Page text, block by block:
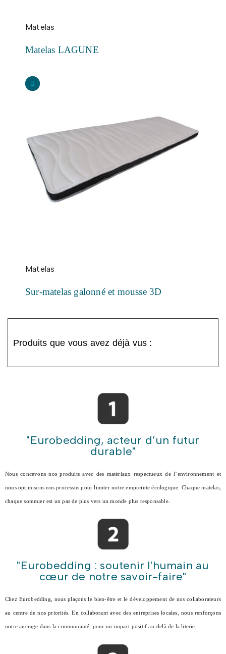
Matelas
Matelas LAGUNE
Matelas
Sur-matelas galonné et mousse 3D
Produits que vous avez déjà vus :
"Eurobedding, acteur d’un futur
durable"
Nous concevons nos produits avec des matériaux respectueux de l’environnement et
nous optimisons nos processus pour limiter notre empreinte écologique. Chaque matelas,
chaque sommier est un pas de plus vers un monde plus responsable.
"Eurobedding : soutenir l'humain au
cœur de notre savoir-faire"
Chez Eurobedding, nous plaçons le bien-être et le développement de nos collaborateurs
au centre de nos priorités. En collaborant avec des entreprises locales, nous renforçons
notre ancrage dans la communauté, pour un impact positif au-delà de la literie.